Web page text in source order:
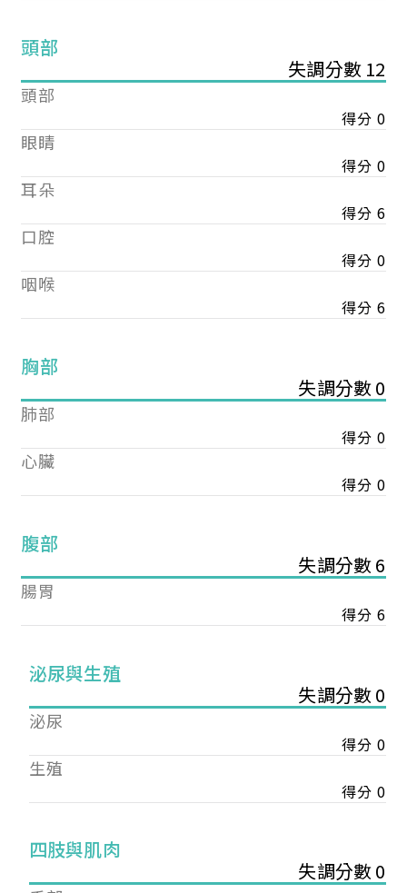
頭部
失調分數 12
頭部
得分 0
眼睛
得分 0
耳朵
得分 6
口腔
得分 0
咽喉
得分 6
胸部
失調分數 0
肺部
得分 0
心臟
得分 0
腹部
失調分數 6
腸胃
得分 6
泌尿與生殖
失調分數 0
泌尿
得分 0
生殖
得分 0
四肢與肌肉
失調分數 0
您已成功送出會員申請
您好，您的會員申請，已成功送出，經本協會理事